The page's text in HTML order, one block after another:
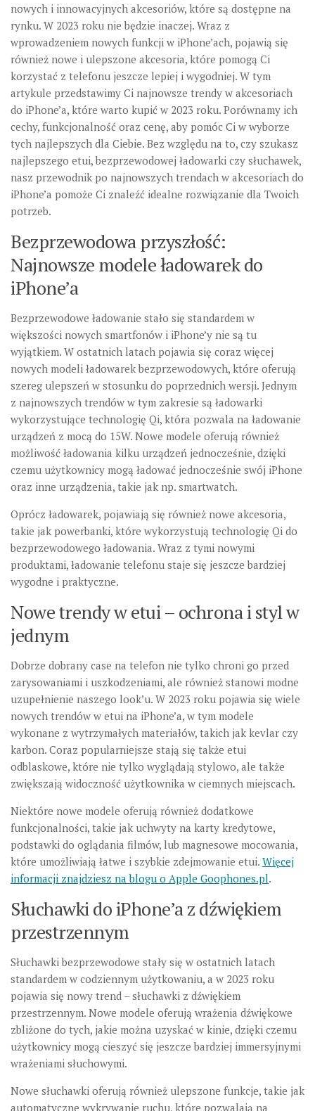
nowych i innowacyjnych akcesoriów, które są dostępne na
rynku. W 2023 roku nie będzie inaczej. Wraz z
wprowadzeniem nowych funkcji w iPhone’ach, pojawią się
również nowe i ulepszone akcesoria, które pomogą Ci
korzystać z telefonu jeszcze lepiej i wygodniej. W tym
artykule przedstawimy Ci najnowsze trendy w akcesoriach
do iPhone’a, które warto kupić w 2023 roku. Porównamy ich
cechy, funkcjonalność oraz cenę, aby pomóc Ci w wyborze
tych najlepszych dla Ciebie. Bez względu na to, czy szukasz
najlepszego etui, bezprzewodowej ładowarki czy słuchawek,
nasz przewodnik po najnowszych trendach w akcesoriach do
iPhone’a pomoże Ci znaleźć idealne rozwiązanie dla Twoich
potrzeb.
Bezprzewodowa przyszłość:
Najnowsze modele ładowarek do
iPhone’a
Bezprzewodowe ładowanie stało się standardem w
większości nowych smartfonów i iPhone’y nie są tu
wyjątkiem. W ostatnich latach pojawia się coraz więcej
nowych modeli ładowarek bezprzewodowych, które oferują
szereg ulepszeń w stosunku do poprzednich wersji. Jednym
z najnowszych trendów w tym zakresie są ładowarki
wykorzystujące technologię Qi, która pozwala na ładowanie
urządzeń z mocą do 15W. Nowe modele oferują również
możliwość ładowania kilku urządzeń jednocześnie, dzięki
czemu użytkownicy mogą ładować jednocześnie swój iPhone
oraz inne urządzenia, takie jak np. smartwatch.
Oprócz ładowarek, pojawiają się również nowe akcesoria,
takie jak powerbanki, które wykorzystują technologię Qi do
bezprzewodowego ładowania. Wraz z tymi nowymi
produktami, ładowanie telefonu staje się jeszcze bardziej
wygodne i praktyczne.
Nowe trendy w etui – ochrona i styl w
jednym
Dobrze dobrany case na telefon nie tylko chroni go przed
zarysowaniami i uszkodzeniami, ale również stanowi modne
uzupełnienie naszego look’u. W 2023 roku pojawia się wiele
nowych trendów w etui na iPhone’a, w tym modele
wykonane z wytrzymałych materiałów, takich jak kevlar czy
karbon. Coraz popularniejsze stają się także etui
odblaskowe, które nie tylko wyglądają stylowo, ale także
zwiększają widoczność użytkownika w ciemnych miejscach.
Niektóre nowe modele oferują również dodatkowe
funkcjonalności, takie jak uchwyty na karty kredytowe,
podstawki do oglądania filmów, lub magnesowe mocowania,
które umożliwiają łatwe i szybkie zdejmowanie etui. Więcej
informacji znajdziesz na blogu o Apple Goophones.pl.
Słuchawki do iPhone’a z dźwiękiem
przestrzennym
Słuchawki bezprzewodowe stały się w ostatnich latach
standardem w codziennym użytkowaniu, a w 2023 roku
pojawia się nowy trend – słuchawki z dźwiękiem
przestrzennym. Nowe modele oferują wrażenia dźwiękowe
zbliżone do tych, jakie można uzyskać w kinie, dzięki czemu
użytkownicy mogą cieszyć się jeszcze bardziej immersyjnymi
wrażeniami słuchowymi.
Nowe słuchawki oferują również ulepszone funkcje, takie jak
automatyczne wykrywanie ruchu, które pozwalają na